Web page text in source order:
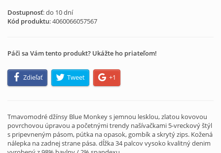
Dostupnosť: do 10 dní
Kód produktu:4060066057567
Páči sa Vám tento produkt? Ukážte ho priateľom!
Zdieľať Tweet +1
Tmavomodré džínsy Blue Monkey s jemnou lesklou, zlatou kovovou
povrchovou úpravou a početnými trendy našívačkami 5-vreckový štýl
s pripevneným pásom, pútka na opasok, gombík a skrytý zips. Kožená
nálepka na zadnej strane pása. dĺžka 34 palcov vysoko kvalitný denim